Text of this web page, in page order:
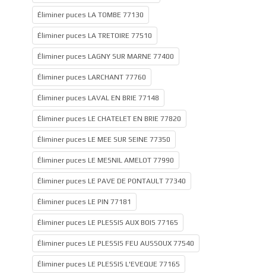
Éliminer puces LA TOMBE 77130
Éliminer puces LA TRETOIRE 77510
Éliminer puces LAGNY SUR MARNE 77400
Éliminer puces LARCHANT 77760
Éliminer puces LAVAL EN BRIE 77148
Éliminer puces LE CHATELET EN BRIE 77820
Éliminer puces LE MEE SUR SEINE 77350
Éliminer puces LE MESNIL AMELOT 77990
Éliminer puces LE PAVE DE PONTAULT 77340
Éliminer puces LE PIN 77181
Éliminer puces LE PLESSIS AUX BOIS 77165
Éliminer puces LE PLESSIS FEU AUSSOUX 77540
Éliminer puces LE PLESSIS L'EVEQUE 77165